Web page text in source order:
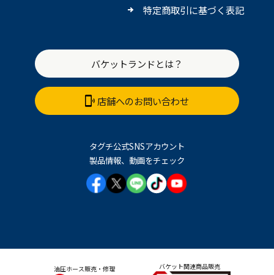
特定商取引に基づく表記
バケットランドとは？
店舗へのお問い合わせ
タグチ公式SNSアカウント
製品情報、動画をチェック
油圧ホース販売・修理 バケット関連商品販売